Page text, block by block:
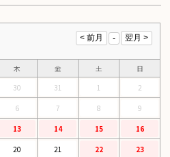
木 金 土
日
30 31 1
2
6 7 8
9
13 14 15
16
20 21 22
23